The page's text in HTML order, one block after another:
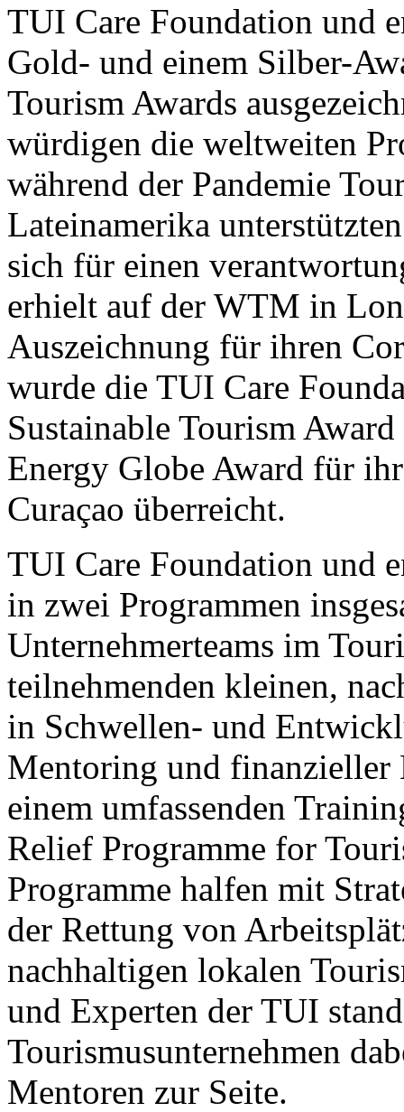
TUI Care Foundation und
Gold- und einem Silber-
Tourism Awards
würdigen die weltweiten
während der Pandemie
Lateinamerika
sich für einen
erhielt auf der WTM in
Auszeichnung für ihren
wurde die TUI Care
Sustainable Tourism
Energy Globe Award für
Curaçao überreicht.
TUI Care Foundation und
in zwei Programmen
Unternehmerteams im
teilnehmenden kleinen,
in Schwellen- und
Mentoring und finanzieller
einem umfassenden
Relief Programme for
Programme halfen mit
der Rettung von
nachhaltigen lokalen
und Experten der TUI
Tourismusunternehmen
Mentoren zur Seite.